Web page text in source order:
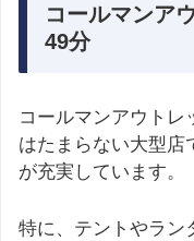
コールマンア
49分
コールマンアウトレ
はたまらない大型店
が充実しています。
特に、テントやラン